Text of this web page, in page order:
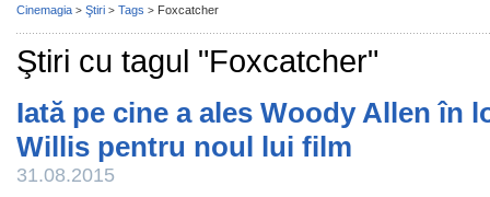
Ştiri cu tagul "Foxcatcher"
Iată pe cine a ales Woody Allen în
Willis pentru noul lui film
31.08.2015
Cinemagia > Ştiri > Tags > Foxcatcher